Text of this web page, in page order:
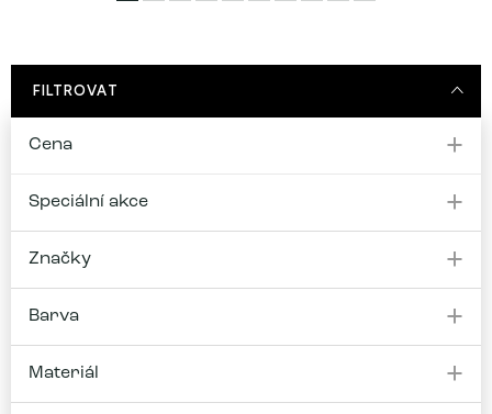
FILTROVAT
Cena
Speciální akce
Značky
Barva
Materiál